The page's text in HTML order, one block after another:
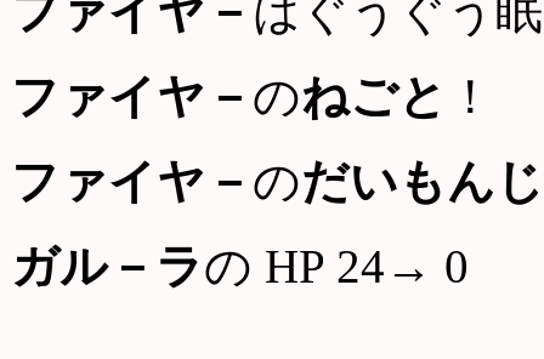
ファイヤ－ はぐうぐう
ファイヤ－ のねごと ！
ファイヤ－ のだいもんじ
ガル－ラの HP 24→ 0